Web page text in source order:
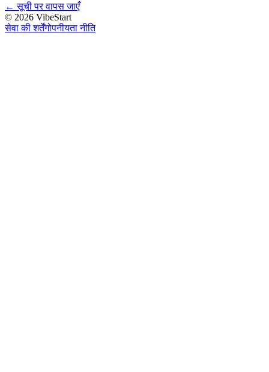
←सूची पर वापस जाएँ
© 2026 VibeStart
सेवा की शर्तेंगोपनीयता नीति